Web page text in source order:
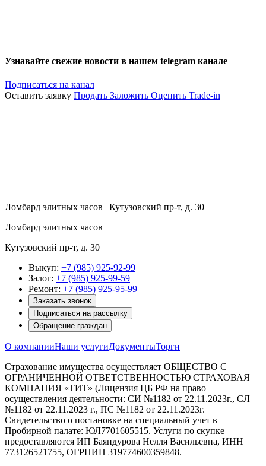
Узнавайте свежие новости в нашем telegram канале
Подписаться на канал
Оставить заявку Продать Заложить Оценить Trade-in
Ломбард элитных часов | Кутузовский пр-т, д. 30
Ломбард элитных часов
Кутузовский пр-т, д. 30
Выкуп: +7 (985) 925-92-99
Залог: +7 (985) 925-99-59
Ремонт: +7 (985) 925-95-99
Заказать звонок
Подписаться на рассылку
Обращение граждан
О компанииНаши услугиДокументыТорги
Страхование имущества осуществляет ОБЩЕСТВО С
ОГРАНИЧЕННОЙ ОТВЕТСТВЕННОСТЬЮ СТРАХОВАЯ
КОМПАНИЯ «ТИТ» (Лицензия ЦБ РФ на право
осуществления деятельности: СИ №1182 от 22.11.2023г., СЛ
№1182 от 22.11.2023 г., ПС №1182 от 22.11.2023г.
Свидетельство о постановке на специальный учет в
Пробирной палате: ЮЛ7701605515. Услуги по скупке
предоставляются ИП Баяндурова Нелля Васильевна, ИНН
773126521755, ОГРНИП 319774600359848.